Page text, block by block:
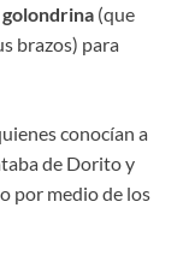
(que
brazos) para
conocían a
de Dorito y
por medio de los